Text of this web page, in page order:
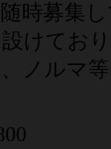
時募集
けてお
ノルマ